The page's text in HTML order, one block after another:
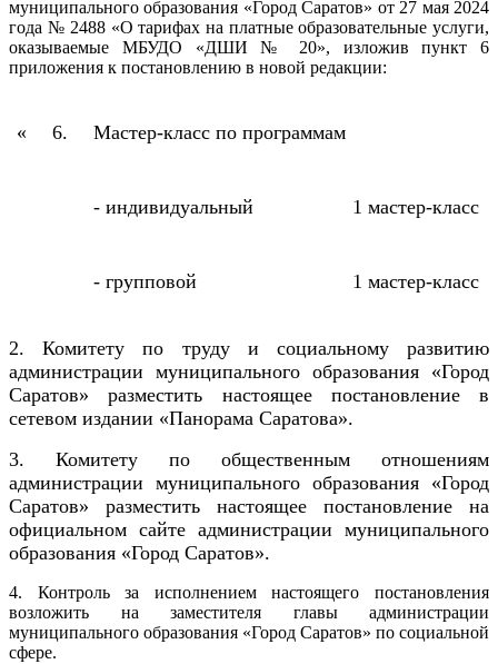
муниципального образования «Город Саратов» от 27 мая 2024
года № 2488 «О тарифах на платные образовательные услуги,
оказываемые МБУДО «ДШИ № 20», изложив пункт 6
приложения к постановлению в новой редакции:
« 6. Мастер-класс по программам
- индивидуальный 1 мастер-класс
- групповой 1 мастер-класс
2. Комитету по труду и социальному развитию
администрации муниципального образования «Город
Саратов» разместить настоящее постановление в
сетевом издании «Панорама Саратова».
3. Комитету по общественным отношениям
администрации муниципального образования «Город
Саратов» разместить настоящее постановление на
официальном сайте администрации муниципального
образования «Город Саратов».
4. Контроль за исполнением настоящего постановления
возложить на заместителя главы администрации
муниципального образования «Город Саратов» по социальной
сфере.